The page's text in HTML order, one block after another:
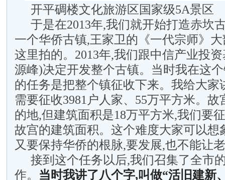
开平碉楼文化旅游区国家级5A景区
于是在2013年,我们就开始打造赤坎
一个华侨古镇,王家卫的《一代宗师》
这里拍的。2013年,我们跟中信产业投
源峰)决定开发整个古镇。当时我在这
的任务是把整个镇征收下来。我给大家
需要征收3981户人家、55万平方米。故
的地,但建筑面积是18万平方米,我们要
故宫的建筑面积。这个难度大家可以想
又要保持华侨的根脉,要发展,也不能让
接到这个任务以后,我们召集了全市
作。 当时我讲了八个字,叫做“活旧建新